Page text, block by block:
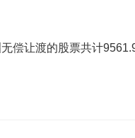
偿让渡的股票共计